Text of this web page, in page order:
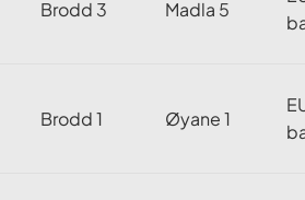
Brodd 3 Madla 5
Brodd 1 Øyane 1